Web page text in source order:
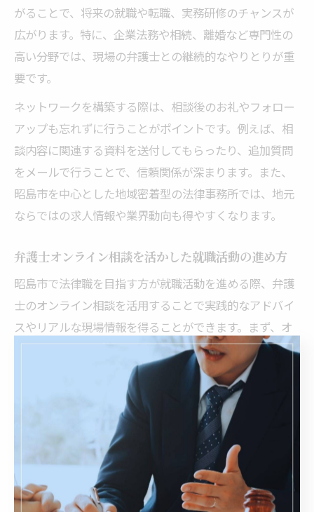
がることで、将来の就職や転職、実務研修のチャンスが
広がります。特に、企業法務や相続、離婚など専門性の
高い分野では、現場の弁護士との継続的なやりとりが重
要です。
ネットワークを構築する際は、相談後のお礼やフォロー
アップも忘れずに行うことがポイントです。例えば、相
談内容に関連する資料を送付してもらったり、追加質問
をメールで行うことで、信頼関係が深まります。また、
昭島市を中心とした地域密着型の法律事務所では、地元
ならではの求人情報や業界動向も得やすくなります。
弁護士オンライン相談を活かした就職活動の進め方
昭島市で法律職を目指す方が就職活動を進める際、弁護
士のオンライン相談を活用することで実践的なアドバイ
スやリアルな現場情報を得ることができます。まず、オ
ンライン相談を通じて自分に合った法律事務所や業務分
野を探し、応募前に職場の雰囲気や求められるスキルを
直接確認することが大切です。
特に「三多摩法律事務所採用」や「東京弁護士会弁護士
求人」など、地域の求人情報を把握したうえで、オンラ
イン面談で自分の強みや希望を具体的に伝えることがポ
イントです。相談時のやり取りを通じて、志望動機や自
己PRのブラッシュアップも可能となり、選考通過率の向